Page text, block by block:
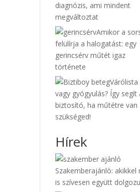
diagnózis, ami mindent
megváltoztat
Amikor a
felülírja a halogatást: egy
gerincsérv műtét igaz
története
Várólista
vagy gyógyulás? Így segít
biztosító, ha műtétre van
szükséged!
Hírek
Szakemberajánlò: akikkel
is szívesen együtt